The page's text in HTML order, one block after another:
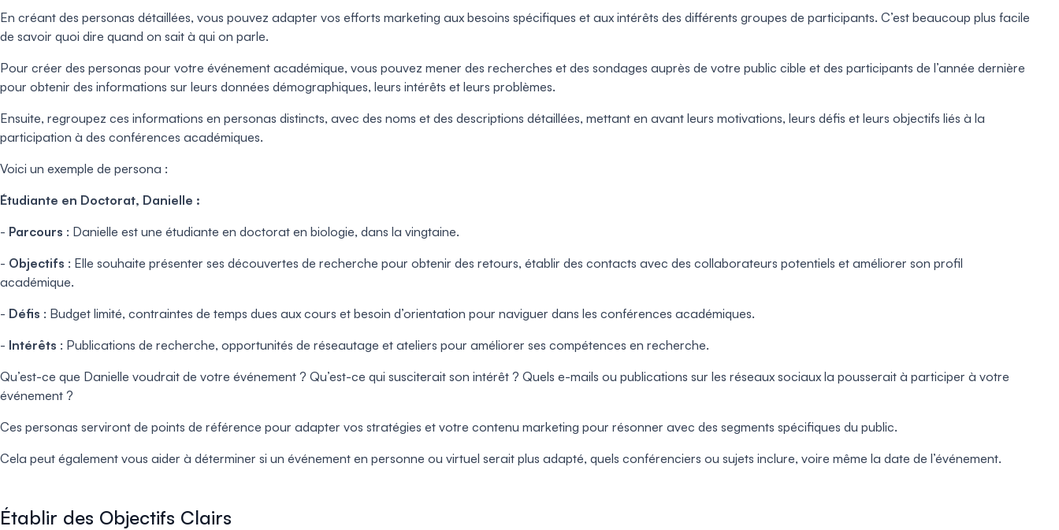
En créant des personas détaillées, vous pouvez adapter vos efforts marketing aux besoins spécifiques et aux intérêts des différents groupes de participants. C’est beaucoup plus facile
de savoir quoi dire quand on sait à qui on parle.
Pour créer des personas pour votre événement académique, vous pouvez mener des recherches et des sondages auprès de votre public cible et des participants de l’année dernière
pour obtenir des informations sur leurs données démographiques, leurs intérêts et leurs problèmes.
Ensuite, regroupez ces informations en personas distincts, avec des noms et des descriptions détaillées, mettant en avant leurs motivations, leurs défis et leurs objectifs liés à la
participation à des conférences académiques.
Voici un exemple de persona :
Étudiante en Doctorat, Danielle :
- Parcours : Danielle est une étudiante en doctorat en biologie, dans la vingtaine.
- Objectifs : Elle souhaite présenter ses découvertes de recherche pour obtenir des retours, établir des contacts avec des collaborateurs potentiels et améliorer son profil
académique.
- Défis : Budget limité, contraintes de temps dues aux cours et besoin d’orientation pour naviguer dans les conférences académiques.
- Intérêts : Publications de recherche, opportunités de réseautage et ateliers pour améliorer ses compétences en recherche.
Qu’est-ce que Danielle voudrait de votre événement ? Qu’est-ce qui susciterait son intérêt ? Quels e-mails ou publications sur les réseaux sociaux la pousserait à participer à votre
événement ?
Ces personas serviront de points de référence pour adapter vos stratégies et votre contenu marketing pour résonner avec des segments spécifiques du public.
Cela peut également vous aider à déterminer si un événement en personne ou virtuel serait plus adapté, quels conférenciers ou sujets inclure, voire même la date de l’événement.
Établir des Objectifs Clairs